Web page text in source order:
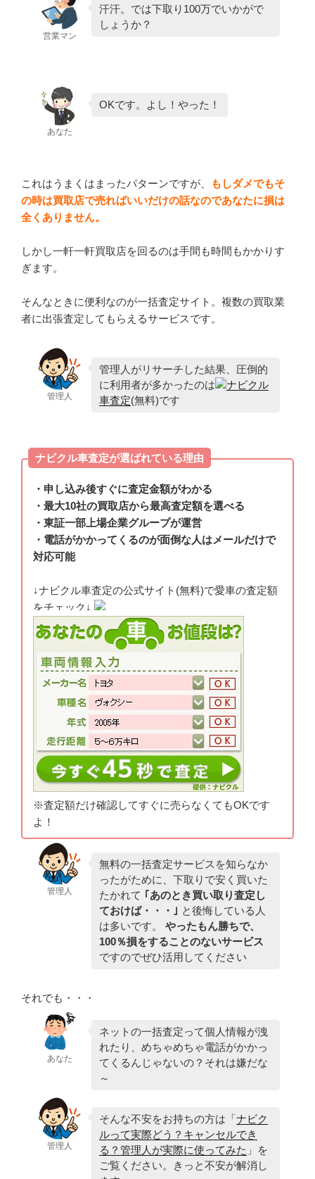
営業マン
汗汗。では下取り100万でいかがで
しょうか？
あなた
OKです。よし！やった！
これはうまくはまったパターンですが、
もしダメでもそ
の時は買取店で売ればいいだけの話なのであなたに損は
全くありません。
しかし一軒一軒買取店を回るのは手間も時間もかかりす
ぎます。
そんなときに便利なのが一括査定サイト。複数の買取業
者に出張査定してもらえるサービスです。
管理人
管理人がリサーチした結果、圧倒的
に利用者が多かったのは
ナビクル
車査定(無料)です
ナビクル車査定が選ばれている理由
・申し込み後すぐに査定金額がわかる
・最大10社の買取店から最高査定額を選べる
・東証一部上場企業グループが運営
・電話がかかってくるのが面倒な人はメールだけで
対応可能
↓ナビクル車査定の公式サイト(無料)で愛車の査定額
をチェック↓
※査定額だけ確認してすぐに売らなくてもOKです
よ！
管理人
無料の一括査定サービスを知らなか
ったがために、下取りで安く買いた
たかれて ｢あのとき買い取り査定し
ておけば・・・｣ と後悔している人
は多いです。 やったもん勝ちで、
100％損をすることのないサービス
ですのでぜひ活用してください
それでも・・・
あなた
ネットの一括査定って個人情報が洩
れたり、めちゃめちゃ電話がかかっ
てくるんじゃないの？それは嫌だな
～
管理人
そんな不安をお持ちの方は「ナビク
ルって実際どう？キャンセルでき
る？管理人が実際に使ってみた 」を
ご覧ください。きっと不安が解消し